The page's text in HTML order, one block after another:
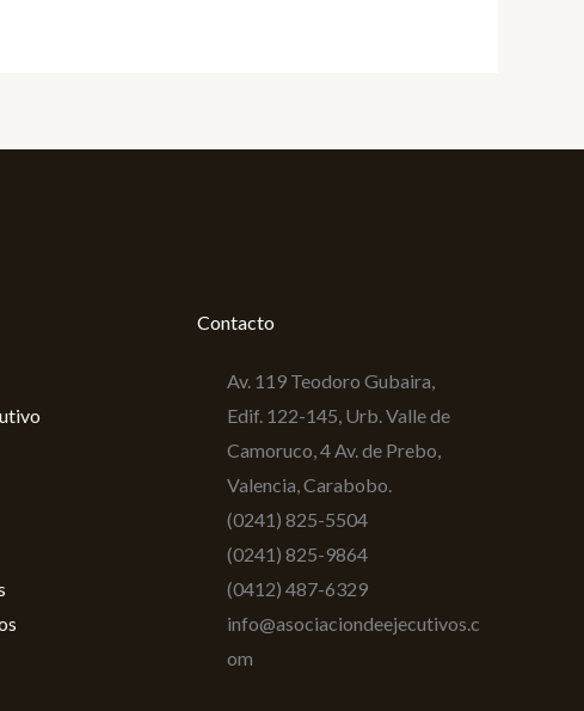
Contacto
Av. 119 Teodoro Gubaira,
Edif. 122-145, Urb. Valle de
Camoruco, 4 Av. de Prebo,
Valencia, Carabobo.
(0241) 825-5504
(0241) 825-9864
(0412) 487-6329
info@asociaciondeejecutivos.c
om